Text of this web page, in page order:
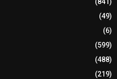
(49)
(6)
(599)
(488)
(219)